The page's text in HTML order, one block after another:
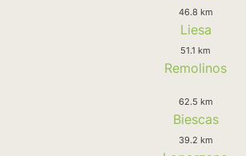
46.8 km
Liesa
51.1 km
Remolinos
62.5 km
Biescas
39.2 km